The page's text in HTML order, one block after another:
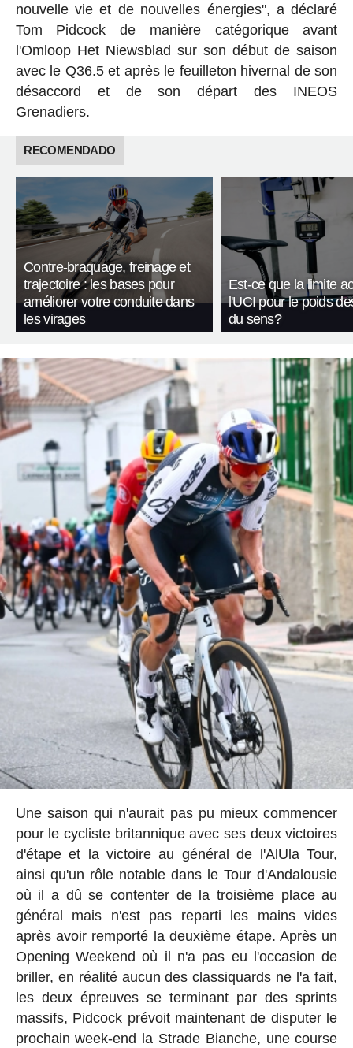
nouvelle vie et de nouvelles énergies", a déclaré
Tom Pidcock de manière catégorique avant
l'Omloop Het Niewsblad sur son début de saison
avec le Q36.5 et après le feuilleton hivernal de son
désaccord et de son départ des INEOS
Grenadiers.
RECOMENDADO
Contre-braquage, freinage et
trajectoire : les bases pour
améliorer votre conduite dans
les virages
Est-ce que la limite
l'UCI pour le poids
du sens?
Une saison qui n'aurait pas pu mieux commencer
pour le cycliste britannique avec ses deux victoires
d'étape et la victoire au général de l'AlUla Tour,
ainsi qu'un rôle notable dans le Tour d'Andalousie
où il a dû se contenter de la troisième place au
général mais n'est pas reparti les mains vides
après avoir remporté la deuxième étape. Après un
Opening Weekend où il n'a pas eu l'occasion de
briller, en réalité aucun des classiquards ne l'a fait,
les deux épreuves se terminant par des sprints
massifs, Pidcock prévoit maintenant de disputer le
prochain week-end la Strade Bianche, une course